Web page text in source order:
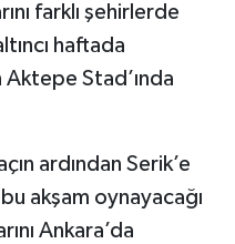
farklı şehirlerde
haftada
Stad’ında
ardından Serik’e
akşam oynayacağı
Ankara’da